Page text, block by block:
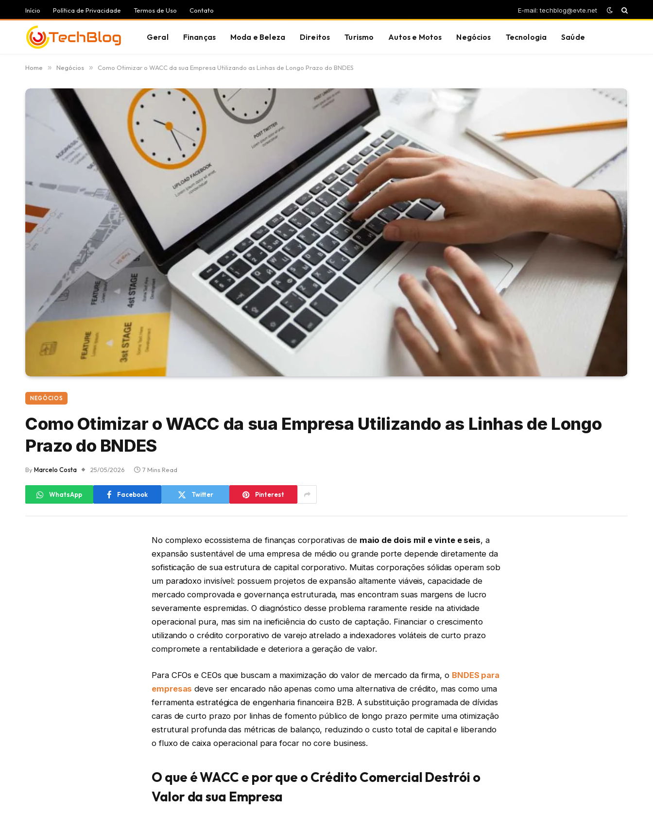
Início Política de Privacidade Termos de Uso Contato E-mail: techblog@evte.net
Geral Finanças Moda e Beleza Direitos Turismo Autos e Motos Negócios Tecnologia Saúde
Home » Negócios » Como Otimizar o WACC da sua Empresa Utilizando as Linhas de Longo Prazo do BNDES
NEGÓCIOS
Como Otimizar o WACC da sua Empresa Utilizando as Linhas de Longo
Prazo do BNDES
ByMarcelo Costa 25/05/2026 7 Mins Read
WhatsApp Facebook Twitter Pinterest
No complexo ecossistema de finanças corporativas de maio de dois mil e vinte e seis, a
expansão sustentável de uma empresa de médio ou grande porte depende diretamente da
sofisticação de sua estrutura de capital corporativo. Muitas corporações sólidas operam sob
um paradoxo invisível: possuem projetos de expansão altamente viáveis, capacidade de
mercado comprovada e governança estruturada, mas encontram suas margens de lucro
severamente espremidas. O diagnóstico desse problema raramente reside na atividade
operacional pura, mas sim na ineficiência do custo de captação. Financiar o crescimento
utilizando o crédito corporativo de varejo atrelado a indexadores voláteis de curto prazo
compromete a rentabilidade e deteriora a geração de valor.
Para CFOs e CEOs que buscam a maximização do valor de mercado da firma, o BNDES para
empresas deve ser encarado não apenas como uma alternativa de crédito, mas como uma
ferramenta estratégica de engenharia financeira B2B. A substituição programada de dívidas
caras de curto prazo por linhas de fomento público de longo prazo permite uma otimização
estrutural profunda das métricas de balanço, reduzindo o custo total de capital e liberando
o fluxo de caixa operacional para focar no core business.
O que é WACC e por que o Crédito Comercial Destrói o
Valor da sua Empresa